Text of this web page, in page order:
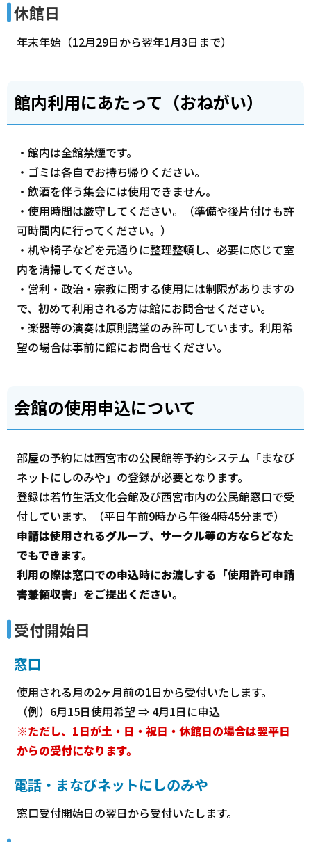
休館日
年末年始（12月29日から翌年1月3日まで）
館内利用にあたって（おねがい）
・館内は全館禁煙です。
・ゴミは各自でお持ち帰りください。
・飲酒を伴う集会には使用できません。
・使用時間は厳守してください。（準備や後片付けも許
可時間内に行ってください。）
・机や椅子などを元通りに整理整頓し、必要に応じて室
内を清掃してください。
・営利・政治・宗教に関する使用には制限がありますの
で、初めて利用される方は館にお問合せください。
・楽器等の演奏は原則講堂のみ許可しています。利用希
望の場合は事前に館にお問合せください。
会館の使用申込について
部屋の予約には西宮市の公民館等予約システム「まなび
ネットにしのみや」の登録が必要となります。
登録は若竹生活文化会館及び西宮市内の公民館窓口で受
付しています。（平日午前9時から午後4時45分まで）
申請は使用されるグループ、サークル等の方ならどなた
でもできます。
利用の際は窓口での申込時にお渡しする「使用許可申請
書兼領収書」をご提出ください。
受付開始日
窓口
使用される月の2ヶ月前の1日から受付いたします。
（例）6月15日使用希望 ⇒ 4月1日に申込
※ただし、1日が土・日・祝日 ・休館日の場合は翌平日
からの受付になります。
電話・まなびネットにしのみや
窓口受付開始日の翌日から受付いたします。